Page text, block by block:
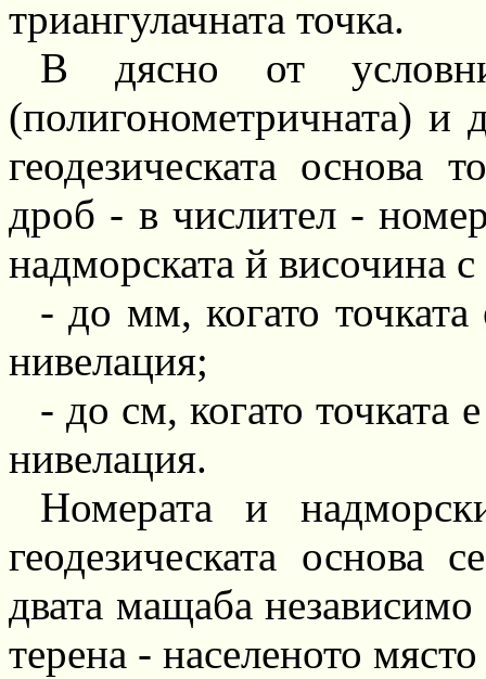
триангулачната точка.
В дясно от
(полигонометричната) и
геодезическата основа
дроб - в числител-
надморската й височина
- до мм, когато точката
нивелация;
- до см, когато точката
нивелация.
Номерата и
геодезическата основа
двата мащаба
терена - населеното